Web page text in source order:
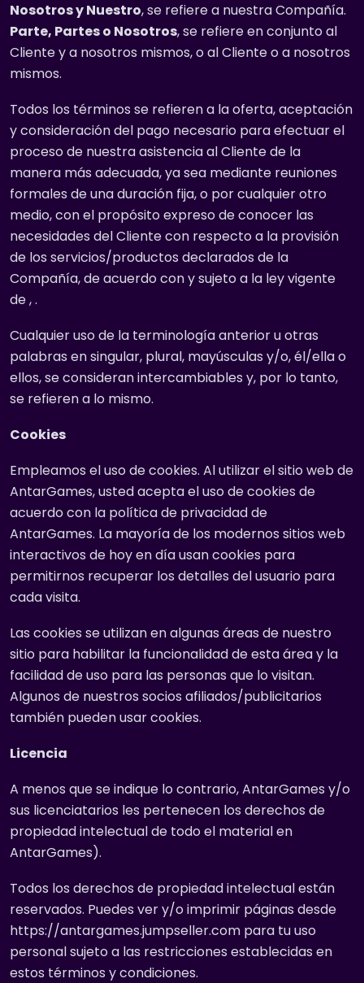
Nosotros y Nuestro, se refiere a nuestra Compañía.
Parte, Partes o Nosotros, se refiere en conjunto al
Cliente y a nosotros mismos, o al Cliente o a nosotros
mismos.
Todos los términos se refieren a la oferta, aceptación
y consideración del pago necesario para efectuar el
proceso de nuestra asistencia al Cliente de la
manera más adecuada, ya sea mediante reuniones
formales de una duración fija, o por cualquier otro
medio, con el propósito expreso de conocer las
necesidades del Cliente con respecto a la provisión
de los servicios/productos declarados de la
Compañía, de acuerdo con y sujeto a la ley vigente
de , .
Cualquier uso de la terminología anterior u otras
palabras en singular, plural, mayúsculas y/o, él/ella o
ellos, se consideran intercambiables y, por lo tanto,
se refieren a lo mismo.
Cookies
Empleamos el uso de cookies. Al utilizar el sitio web de
AntarGames, usted acepta el uso de cookies de
acuerdo con la política de privacidad de
AntarGames. La mayoría de los modernos sitios web
interactivos de hoy en día usan cookies para
permitirnos recuperar los detalles del usuario para
cada visita.
Las cookies se utilizan en algunas áreas de nuestro
sitio para habilitar la funcionalidad de esta área y la
facilidad de uso para las personas que lo visitan.
Algunos de nuestros socios afiliados/publicitarios
también pueden usar cookies.
Licencia
A menos que se indique lo contrario, AntarGames y/o
sus licenciatarios les pertenecen los derechos de
propiedad intelectual de todo el material en
AntarGames).
Todos los derechos de propiedad intelectual están
reservados. Puedes ver y/o imprimir páginas desde
https://antargames.jumpseller.com para tu uso
personal sujeto a las restricciones establecidas en
estos términos y condiciones.